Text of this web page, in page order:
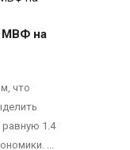
МВФ на
что
равную 1.4
...